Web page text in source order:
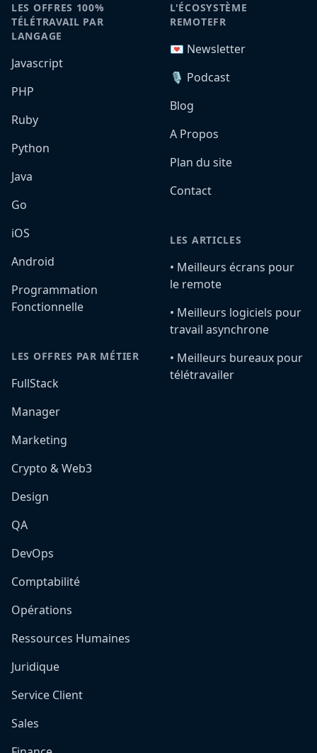
LES OFFRES 100%
TÉLÉTRAVAIL PAR
LANGAGE
Javascript
PHP
Ruby
Python
Java
Go
iOS
Android
Programmation
Fonctionnelle
LES OFFRES PAR MÉTIER
FullStack
Manager
Marketing
Crypto & Web3
Design
QA
DevOps
Comptabilité
Opérations
Ressources Humaines
Juridique
Service Client
Sales
L'ÉCOSYSTÈME
REMOTEFR
💌 Newsletter
🎙️ Podcast
Blog
A Propos
Plan du site
Contact
LES ARTICLES
•️ Meilleurs écrans pour
le remote
•️ Meilleurs logiciels pour
travail asynchrone
•️ Meilleurs bureaux pour
télétravailer